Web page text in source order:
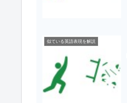
似ている英語表現を解説